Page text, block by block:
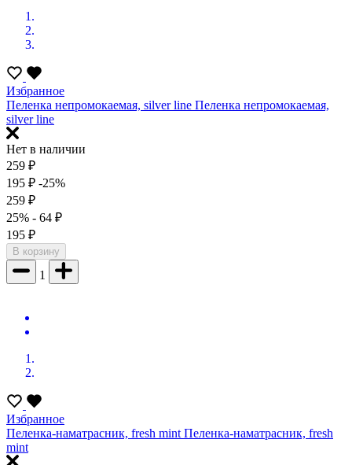
Избранное
Пеленка непромокаемая, silver line Пеленка непромокаемая,
silver line
Нет в наличии
259 ₽
195 ₽ -25%
259 ₽
25% - 64 ₽
195 ₽
В корзину
1
Избранное
Пеленка-наматрасник, fresh mint Пеленка-наматрасник, fresh
mint